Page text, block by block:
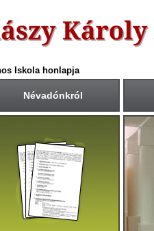
Iskola honlapja
Névadónkról
Első tanítási nap:
2025. szeptember 1. (hétfő)
Utolsó tanítási nap:
2026. június 19. (péntek)
Tanítási napok száma:
181 nap
Első félév
2026. január 23-igtart.